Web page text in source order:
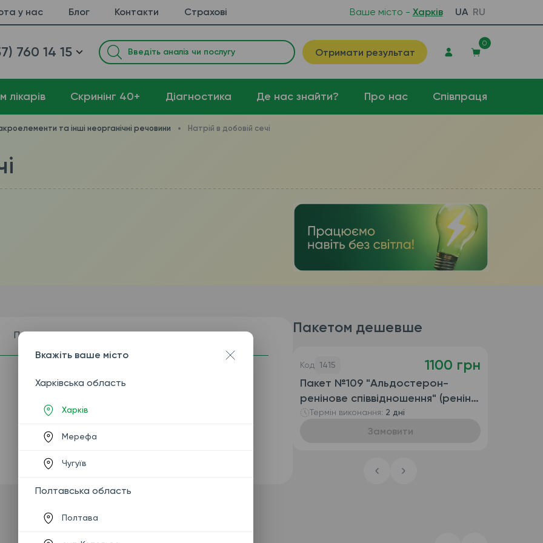
у нас Блог Контакти Страхові Ваше місто - Харків UA RU
760 14 15 Отримати результат
0
лікарів Cкринінг 40+ Діагностика Де нас знайти? Про нас Співпраця
та інші неорганічні речовини Натрій в добовій сечі
Показання Підготовка Пакетом дешевше
Код 1415 1100 грн
Пакет №109 "Альдостерон-
ренінове співвідношення" (ренін
активний, альдостерон, натрій в
сечі, альдостерон-ренінове
Термін виконання: 2 дні
Замовити
Вкажіть ваше місто
Харківська область
Харків
Мерефа
Чугуїв
Полтавська область
Полтава